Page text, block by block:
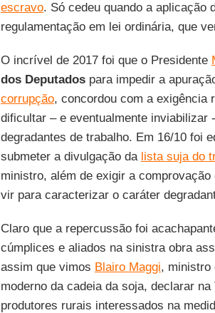
escravo. Só cedeu quando a aplicação
regulamentação em lei ordinária, que
O incrível de 2017 foi que o Presidente
dos Deputadospara impedir a
corrupção, concordou com a exigência
dificultar – e eventualmente
degradantes de trabalho. Em 16/10 foi
submeter a divulgação da lista suja do
ministro, além de exigir a
vir para caracterizar o caráter
Claro que a repercussão foi
cúmplices e aliados na sinistra obra
assim que vimos Blairo Maggi, ministro
moderno da cadeia da soja, declarar
produtores rurais interessados na